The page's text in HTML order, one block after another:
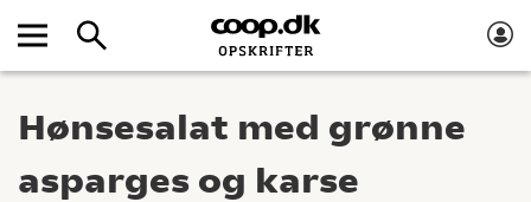
Hønsesalat med grønne
asparges og karse